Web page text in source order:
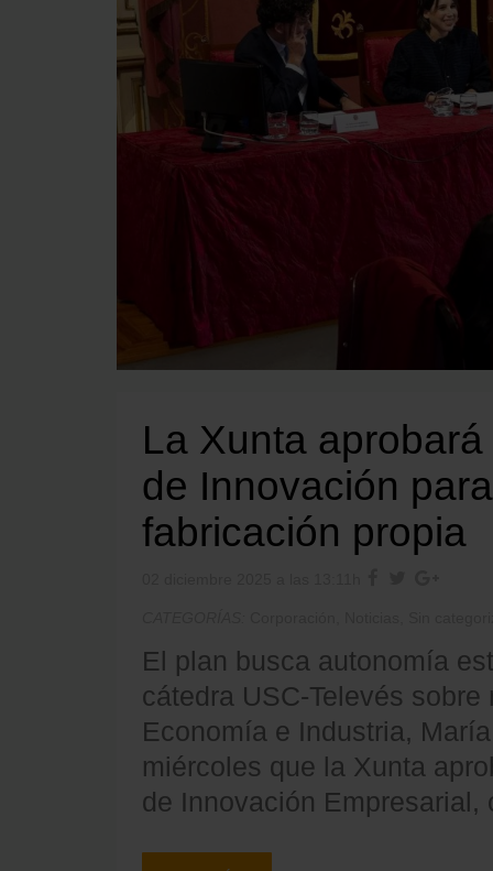
La Xunta
de Innovación
fabricación propia
El plan busca autonomía
cátedra USC-Televés
Economía e Industria,
miércoles que la Xunta
de Innovación